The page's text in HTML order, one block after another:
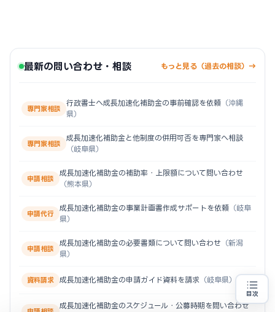
目次
最新の問い合わせ・相談 もっと見る（過去の相談）→
専門家相談
行政書士へ成長加速化補助金の事前確認を依頼 （沖縄
県）
専門家相談
成長加速化補助金と他制度の併用可否を専門家へ相談
（岐阜県）
申請相談
成長加速化補助金の補助率・上限額について問い合わせ
（熊本県）
申請代行
成長加速化補助金の事業計画書作成サポートを依頼 （岐阜
県）
申請相談
成長加速化補助金の必要書類について問い合わせ （新潟
県）
資料請求 成長加速化補助金の申請ガイド資料を請求 （岐阜県）
成長加速化補助金のスケジュール・公募時期を問い合わせ
売上100億円を目指す方
専門家に無料相談する
地域・業種から選べる
お近くの専門家を探す